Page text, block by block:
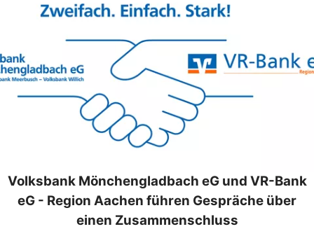
Volksbank Mönchengladbach eG und VR-Bank
eG - Region Aachen führen Gespräche über
einen Zusammenschluss